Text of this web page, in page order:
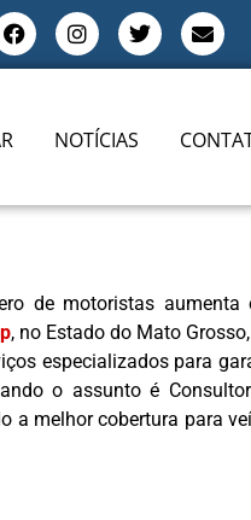
NOTÍCIAS
de motoristas aumenta
, no Estado do Mato
especializados para
o assunto é
a melhor cobertura para